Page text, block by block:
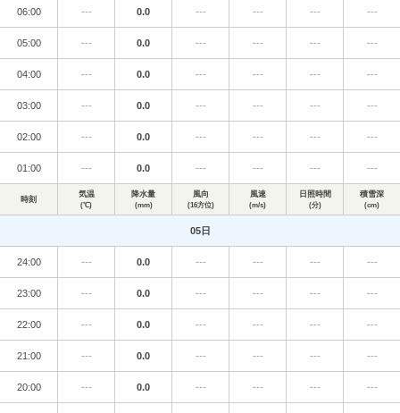
06:00 --- 0.0 --- --- --- ---
05:00 --- 0.0 --- --- --- ---
04:00 --- 0.0 --- --- --- ---
03:00 --- 0.0 --- --- --- ---
02:00 --- 0.0 --- --- --- ---
01:00 --- 0.0 --- --- --- ---
時刻
気温
(℃)
降水量
(mm)
風向
(16方位)
風速
(m/s)
日照時間
(分)
積雪深
(cm)
05日
24:00 --- 0.0 --- --- --- ---
23:00 --- 0.0 --- --- --- ---
22:00 --- 0.0 --- --- --- ---
21:00 --- 0.0 --- --- --- ---
20:00 --- 0.0 --- --- --- ---